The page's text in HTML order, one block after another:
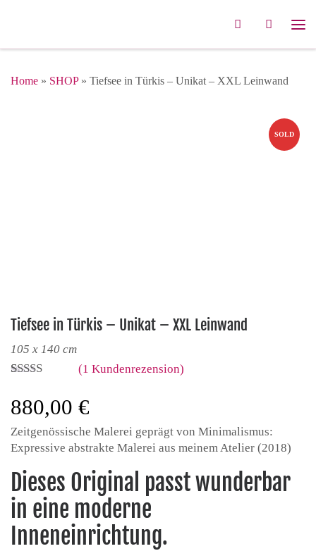
Search
Home » SHOP» Tiefsee in Türkis – Unikat – XXL Leinwand
SOLD
Tiefsee in Türkis – Unikat – XXL Leinwand
105 x 140 cm
5.00 von 5,
basierend
Kundenbew
ertung
(1 Kundenrezension)
880,00 €
Zeitgenössische Malerei geprägt von Minimalismus:
Expressive abstrakte Malerei aus meinem Atelier (2018)
Dieses Original passt wunderbar
in eine moderne
Inneneinrichtung.